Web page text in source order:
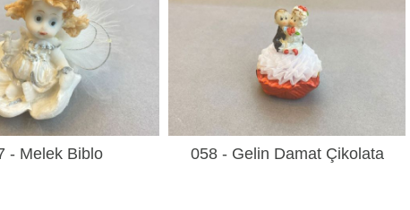
- Melek Biblo 058 - Gelin Damat Çikolata